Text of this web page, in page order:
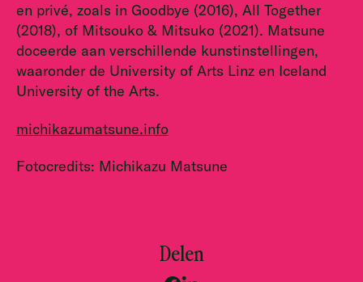
en privé, zoals in Goodbye (2016), All Together
(2018), of Mitsouko & Mitsuko (2021). Matsune
doceerde aan verschillende kunstinstellingen,
waaronder de University of Arts Linz en Iceland
University of the Arts.
michikazumatsune.info
Fotocredits: Michikazu Matsune
Delen